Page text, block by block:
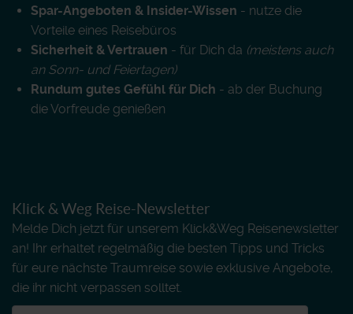
Spar-Angeboten & Insider-Wissen - nutze die
Vorteile eines Reisebüros
Sicherheit & Vertrauen - für Dich da (meistens auch
an Sonn- und Feiertagen)
Rundum gutes Gefühl für Dich - ab der Buchung
die Vorfreude genießen
Klick & Weg Reise-Newsletter
Melde Dich jetzt für unserem Klick&Weg Reisenewsletter
an! Ihr erhaltet regelmäßig die besten Tipps und Tricks
für eure nächste Traumreise sowie exklusive Angebote,
die ihr nicht verpassen solltet.